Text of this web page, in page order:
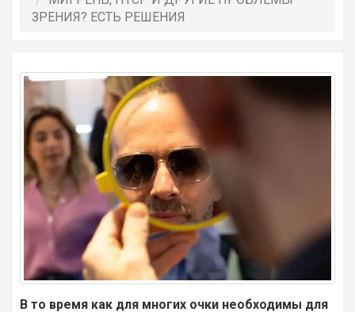
ЗРЕНИЯ? ЕСТЬ РЕШЕНИЯ
В то время как для многих очки необходимы для